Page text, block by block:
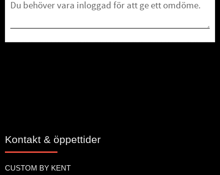
Kontakt & öppettider
CUSTOM BY KENT